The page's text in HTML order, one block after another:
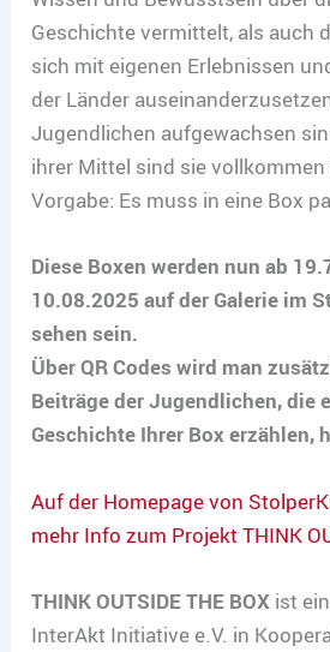
Geschichte vermittelt, als auch
sich mit eigenen Erlebnissen
der Länder
Jugendlichen aufgewachsen
ihrer Mittel sind sie
Vorgabe: Es muss in eine Box
Diese Boxen werden nun ab
10.08.2025 auf der Galerie im
sehen sein.
Über QR Codes wird man
Beiträge der Jugendlichen, die
Geschichte Ihrer Box erzählen,
Auf der Homepage von
mehr Info zum Projekt THINK
THINK OUTSIDE THE BOX ist
InterAkt Initiative e.V. in